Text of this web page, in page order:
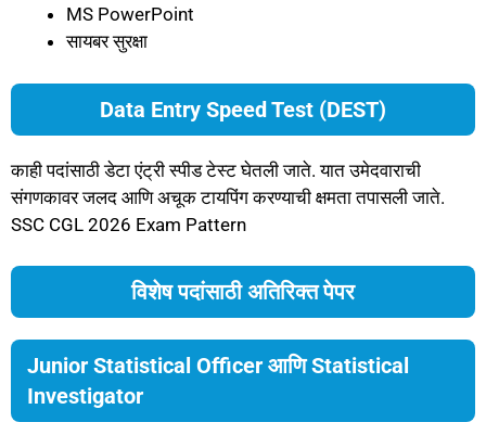
MS PowerPoint
सायबर सुरक्षा
Data Entry Speed Test (DEST)
काही पदांसाठी डेटा एंट्री स्पीड टेस्ट घेतली जाते. यात उमेदवाराची
संगणकावर जलद आणि अचूक टायपिंग करण्याची क्षमता तपासली जाते.
SSC CGL 2026 Exam Pattern
विशेष पदांसाठी अतिरिक्त पेपर
Junior Statistical Officer आणि Statistical
Investigator